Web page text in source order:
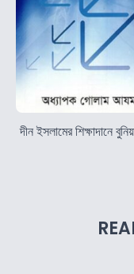
দীন ইসলামের শিক্ষাদানে